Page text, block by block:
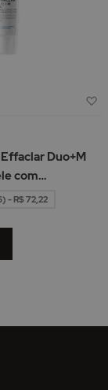
Duo+M
com
- R$ 72,22